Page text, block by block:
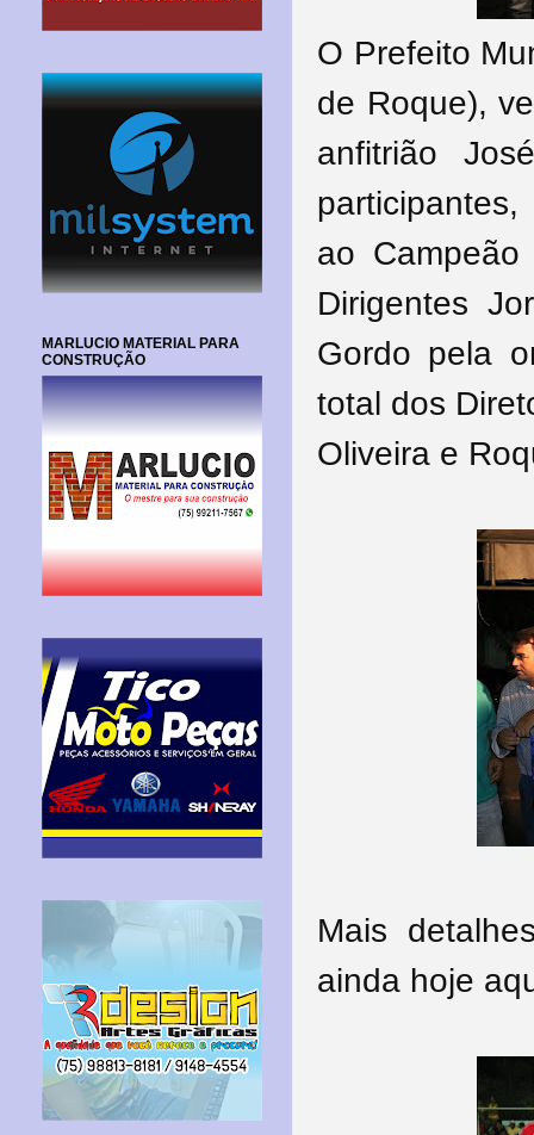
O Prefeito
de Roque),
anfitrião
ao
Dirigentes
Gordo pela
total dos
Oliveira e
Mais
ainda hoje
MARLUCIO MATERIAL PARA
CONSTRUÇÃO